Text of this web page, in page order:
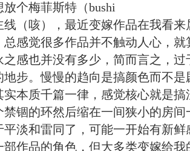
放个梅菲斯特（bushi
线（咳），最近变嫁作品在我看
总感觉很多作品并不触动人心，
之感也并没有多少，简而言之，
地步。慢慢的趋向是搞颜色而不
实本质千篇一律，感觉核心就是
禁锢的环然后缩在一间狭小的房
平淡和雷同了，可能一开始有新
部作品的角色，但大多类变嫁给